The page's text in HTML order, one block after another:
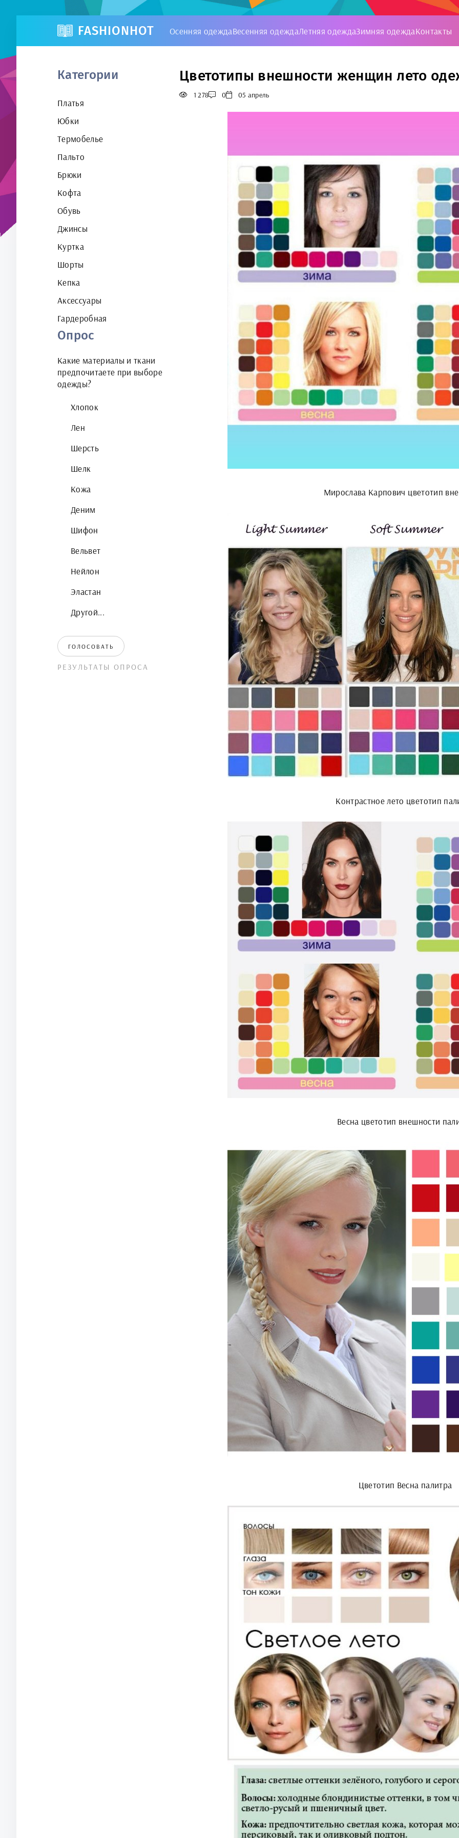
FASHIONHOT Осенняя одеждаВесенняя одеждаЛетняя одеждаЗимняя одеждаКонтакты
Категории
Платья
Юбки
Термобелье
Пальто
Брюки
Кофта
Обувь
Джинсы
Куртка
Шорты
Кепка
Аксессуары
Гардеробная
Опрос
Какие материалы и ткани
предпочитаете при выборе
одежды?
Хлопок
Лен
Шерсть
Шелк
Кожа
Деним
Шифон
Вельвет
Нейлон
Эластан
Другой...
ГОЛОСОВАТЬ
РЕЗУЛЬТАТЫ ОПРОСА
Цветотипы внешности женщин лето
1 278 0 05 апрель
Мирослава Карпович цветотип
Контрастное лето цветотип
Весна цветотип внешности
Цветотип Весна палитра